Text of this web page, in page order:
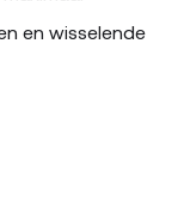
en wisselende